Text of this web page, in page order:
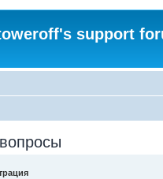
support